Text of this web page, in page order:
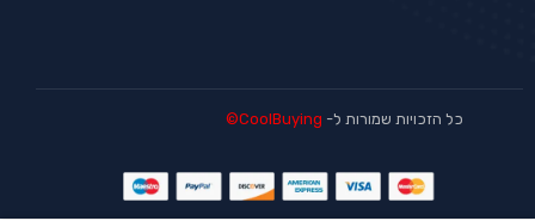
כל הזכויות שמורות ל- CoolBuying©